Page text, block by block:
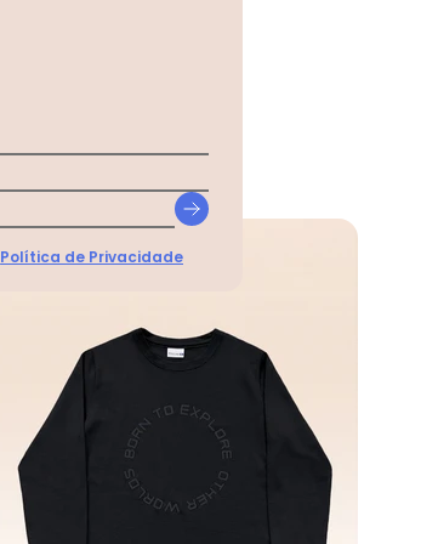
Política de Privacidade